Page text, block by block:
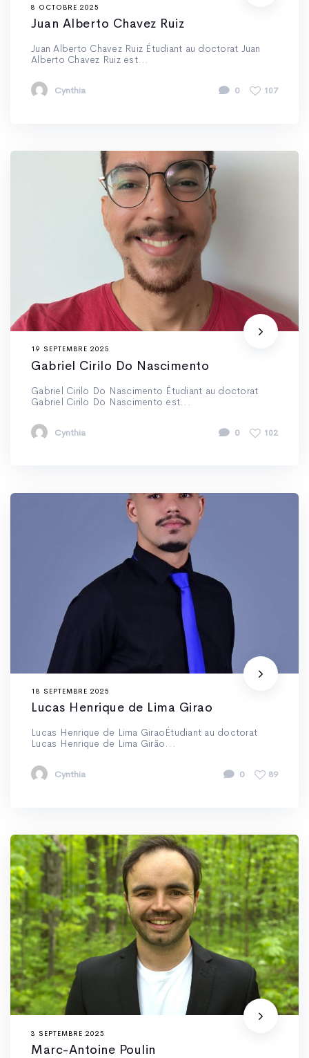
8 OCTOBRE 2025
Juan Alberto Chavez Ruiz
Juan Alberto Chavez Ruiz Étudiant au doctorat Juan
Alberto Chavez Ruiz est...
Cynthia 0 107
19 SEPTEMBRE 2025
Gabriel Cirilo Do Nascimento
Gabriel Cirilo Do Nascimento Étudiant au doctorat
Gabriel Cirilo Do Nascimento est...
Cynthia 0 102
18 SEPTEMBRE 2025
Lucas Henrique de Lima Girao
Lucas Henrique de Lima GiraoÉtudiant au doctorat
Lucas Henrique de Lima Girão...
Cynthia 0 89
3 SEPTEMBRE 2025
Marc-Antoine Poulin